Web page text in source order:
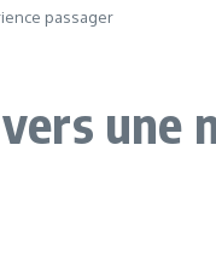
passager
une